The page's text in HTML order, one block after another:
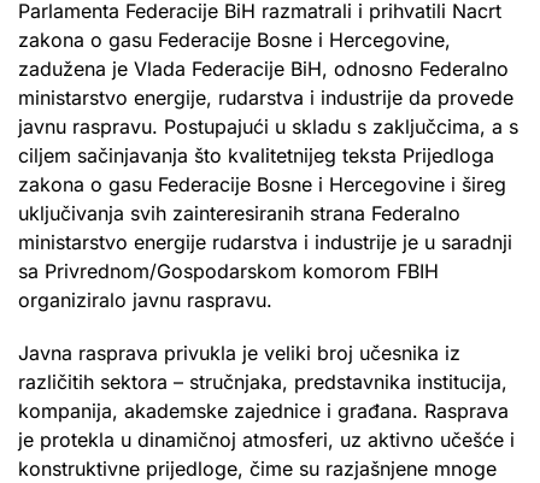
Parlamenta Federacije BiH razmatrali i prihvatili Nacrt
zakona o gasu Federacije Bosne i Hercegovine,
zadužena je Vlada Federacije BiH, odnosno Federalno
ministarstvo energije, rudarstva i industrije da provede
javnu raspravu. Postupajući u skladu s zaključcima, a s
ciljem sačinjavanja što kvalitetnijeg teksta Prijedloga
zakona o gasu Federacije Bosne i Hercegovine i šireg
uključivanja svih zainteresiranih strana Federalno
ministarstvo energije rudarstva i industrije je u saradnji
sa Privrednom/Gospodarskom komorom FBIH
organiziralo javnu raspravu.
Javna rasprava privukla je veliki broj učesnika iz
različitih sektora – stručnjaka, predstavnika institucija,
kompanija, akademske zajednice i građana. Rasprava
je protekla u dinamičnoj atmosferi, uz aktivno učešće i
konstruktivne prijedloge, čime su razjašnjene mnoge